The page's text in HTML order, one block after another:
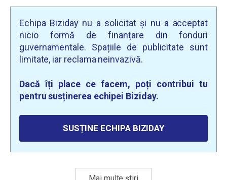
Echipa Biziday nu a solicitat și nu a acceptat
nicio formă de finanțare din fonduri
guvernamentale. Spațiile de publicitate sunt
limitate, iar reclama neinvazivă.
Dacă îți place ce facem, poți contribui tu
pentru susținerea echipei Biziday.
SUSȚINE ECHIPA BIZIDAY